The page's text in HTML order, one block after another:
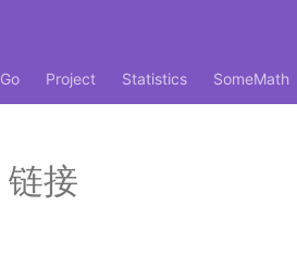
Go Project Statistics SomeMath
链接